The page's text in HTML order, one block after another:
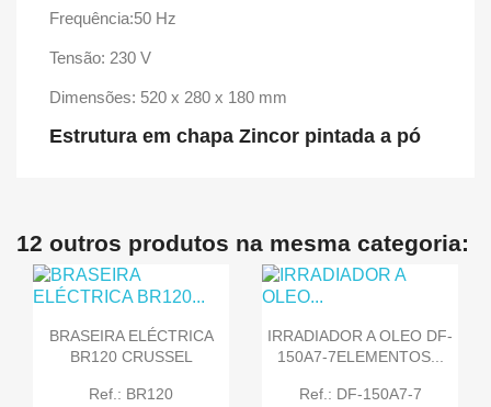
Frequência:50 Hz
Tensão: 230 V
Dimensões: 520 x 280 x 180 mm
Estrutura em chapa Zincor pintada a pó
12 outros produtos na mesma categoria:
BRASEIRA ELÉCTRICA
BR120 CRUSSEL
Ref.: BR120
IRRADIADOR A OLEO DF-
150A7-7ELEMENTOS...
Ref.: DF-150A7-7